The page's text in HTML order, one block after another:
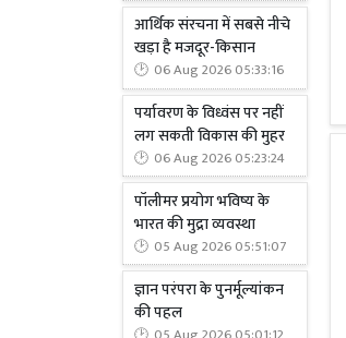
आर्थिक संरचना में सबसे नीचे
खड़ा है मजदूर-किसान
06 Aug 2026 05:33:16
पर्यावरण के विध्वंस पर नहीं
लग सकती विकास की मुहर
06 Aug 2026 05:23:24
पॉलीमर प्रयोग भविष्य के
भारत की मुद्रा व्यवस्था
05 Aug 2026 05:51:07
ज्ञान परंपरा के पुनर्मूल्यांकन
की पहल